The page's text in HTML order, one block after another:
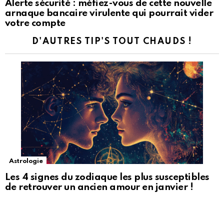
Alerte sécurité : méfiez-vous de cette nouvelle
arnaque bancaire virulente qui pourrait vider
votre compte
D'AUTRES TIP'S TOUT CHAUDS !
Astrologie
Les 4 signes du zodiaque les plus susceptibles
de retrouver un ancien amour en janvier !